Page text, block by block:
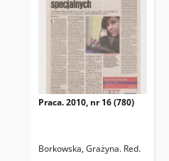
Praca. 2010, nr 16 (780)
Borkowska, Grażyna. Red.